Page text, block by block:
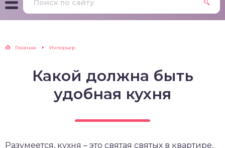
Главная Интерьер
Какой должна быть
удобная кухня
Разумеется, кухня – это святая святых в квартире,